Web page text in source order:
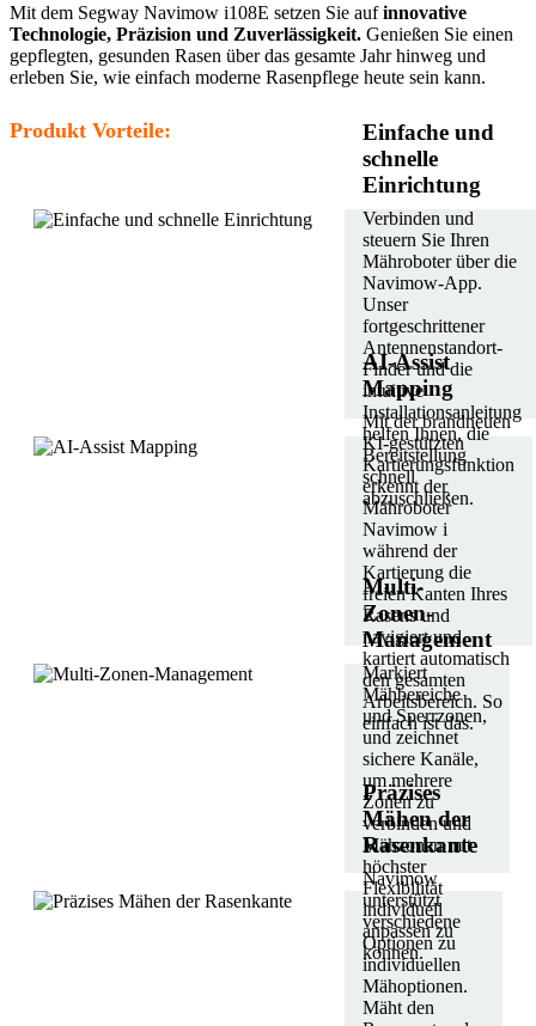
Mit dem Segway Navimow i108E setzen Sie aufinnovative
Technologie, Präzision und Zuverlässigkeit. Genießen Sie einen
gepflegten, gesunden Rasen über das gesamte Jahr hinweg und
erleben Sie, wie einfach moderne Rasenpflege heute sein kann.
Produkt Vorteile:
Einfache und
schnelle
Einrichtung
Verbinden und
steuern Sie Ihren
Mähroboter über die
Navimow-App.
Unser
fortgeschrittener
Antennenstandort-
Finder und die
intuitive
Installationsanleitung
helfen Ihnen, die
Bereitstellung
schnell
abzuschließen.
AI-Assist
Mapping
Mit der brandneuen
KI-gestützten
Kartierungsfunktion
erkennt der
Mähroboter
Navimow i
während der
Kartierung die
freien Kanten Ihres
Rasens und
navigiert und
kartiert automatisch
den gesamten
Arbeitsbereich. So
einfach ist das.
Multi-
Zonen-
Management
Markiert
Mähbereiche
und Sperrzonen,
und zeichnet
sichere Kanäle,
um mehrere
Zonen zu
verbinden und
Mähzonen mit
höchster
Flexibilität
individuell
anpassen zu
können.
Präzises
Mähen der
Rasenkante
Navimow
unterstützt
verschiedene
Optionen zu
individuellen
Mähoptionen.
Mäht den